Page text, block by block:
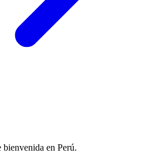
bienvenida en Perú.